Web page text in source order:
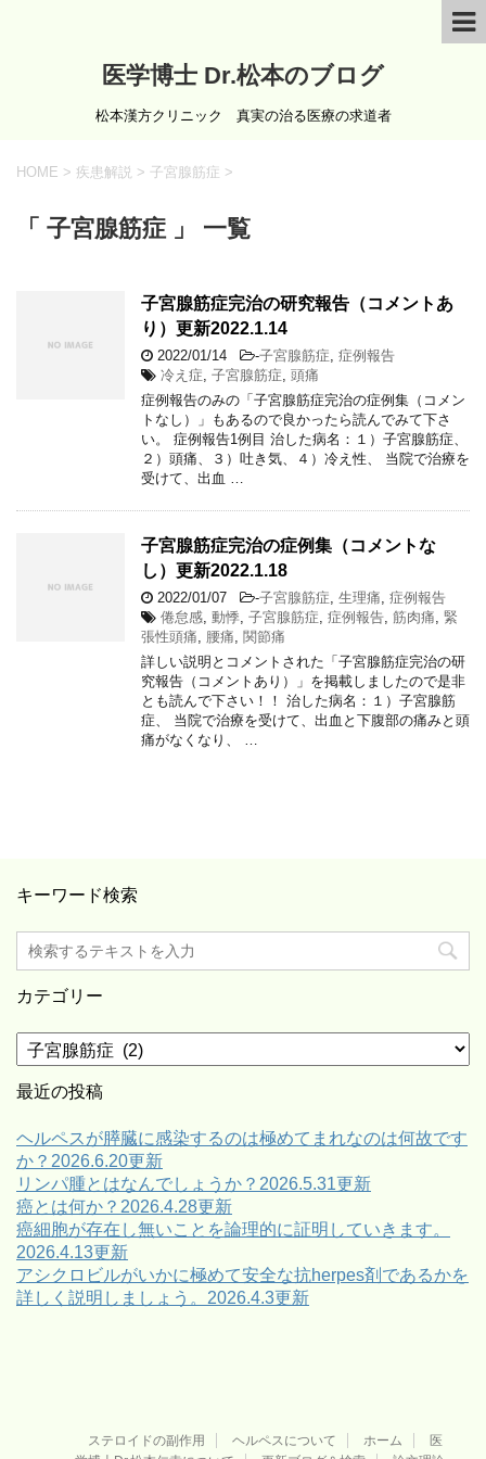
医学博士 Dr.松本のブログ
松本漢方クリニック 真実の治る医療の求道者
HOME > 疾患解説 > 子宮腺筋症 >
「 子宮腺筋症 」 一覧
子宮腺筋症完治の研究報告（コメントあ
り）更新2022.1.14
2022/01/14 -子宮腺筋症 症例報告
冷え症 子宮腺筋症 頭痛
症例報告のみの「子宮腺筋症完治の症例集（コメン
トなし）」もあるので良かったら読んでみて下さ
い。 症例報告1例目 治した病名：１）子宮腺筋症、
２）頭痛、３）吐き気、４）冷え性、 当院で治療を
受けて、出血 …
子宮腺筋症完治の症例集（コメントな
し）更新2022.1.18
2022/01/07 -子宮腺筋症 生理痛 症例報告
倦怠感 動悸 子宮腺筋症 症例報告 筋肉痛 緊
張性頭痛
腰痛 関節痛
詳しい説明とコメントされた「子宮腺筋症完治の研
究報告（コメントあり）」を掲載しましたので是非
とも読んで下さい！！ 治した病名：１）子宮腺筋
症、 当院で治療を受けて、出血と下腹部の痛みと頭
痛がなくなり、 …
キーワード検索
カテゴリー
カ
テ
ゴ
ー
最近の投稿
ヘルペスが膵臓に感染するのは極めてまれなのは何故です
か？2026.6.20更新
リンパ腫とはなんでしょうか？2026.5.31更新
癌とは何か？2026.4.28更新
癌細胞が存在し無いことを論理的に証明していきます。
2026.4.13更新
アシクロビルがいかに極めて安全な抗herpes剤であるかを
詳しく説明しましょう。2026.4.3更新
ステロイドの副作用 ヘルペスについて ホーム
医